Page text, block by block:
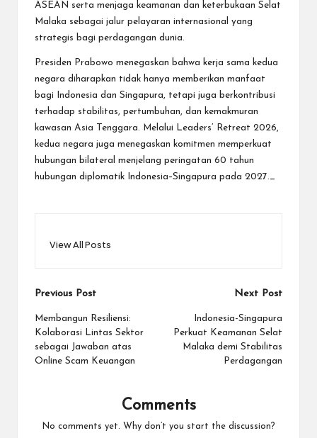
ASEAN serta menjaga keamanan dan keterbukaan Selat
Malaka sebagai jalur pelayaran internasional yang
strategis bagi perdagangan dunia.
Presiden Prabowo menegaskan bahwa kerja sama kedua
negara diharapkan tidak hanya memberikan manfaat
bagi Indonesia dan Singapura, tetapi juga berkontribusi
terhadap stabilitas, pertumbuhan, dan kemakmuran
kawasan Asia Tenggara. Melalui Leaders’ Retreat 2026,
kedua negara juga menegaskan komitmen memperkuat
hubungan bilateral menjelang peringatan 60 tahun
hubungan diplomatik Indonesia–Singapura pada 2027._
View All Posts
Post
navigation
Previous Post
Membangun Resiliensi:
Kolaborasi Lintas Sektor
sebagai Jawaban atas
Online Scam Keuangan
Next Post
Indonesia-Singapura
Perkuat Keamanan Selat
Malaka demi Stabilitas
Perdagangan
Comments
No comments yet. Why don’t you start the discussion?